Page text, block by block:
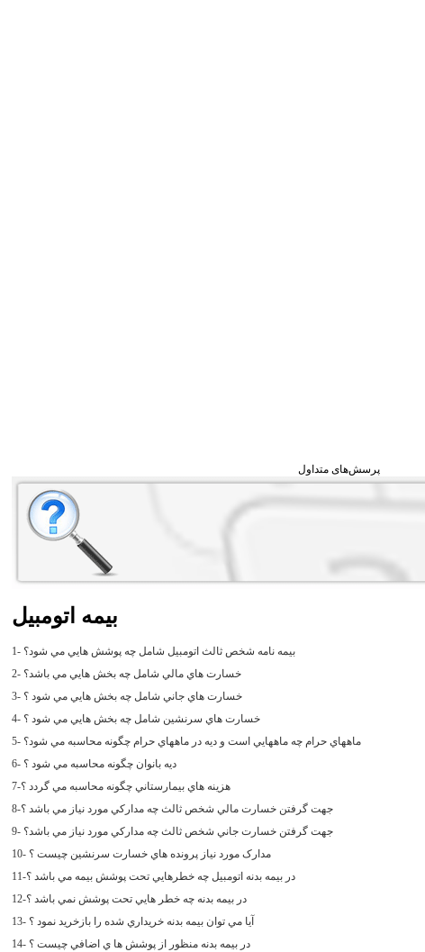
پرسش‌های متداول
بيمه اتومبيل
1- بيمه نامه شخص ثالث اتومبيل شامل چه پوشش هايي مي شود؟
2- خسارت هاي مالي شامل چه بخش هايي مي باشد؟
3- خسارت هاي جاني شامل چه بخش هايي مي شود ؟
4- خسارت هاي سرنشين شامل چه بخش هايي مي شود ؟
5- ماههاي حرام چه ماههايي است و ديه در ماههاي حرام چگونه محاسبه مي شود؟
6- ديه بانوان چگونه محاسبه مي شود ؟
7-هزينه هاي بيمارستاني چگونه محاسبه مي گردد ؟
8-جهت گرفتن خسارت مالي شخص ثالث چه مدارکي مورد نياز مي باشد ؟
9- جهت گرفتن خسارت جاني شخص ثالث چه مدارکي مورد نياز مي باشد؟
10- مدارک مورد نياز پرونده هاي خسارت سرنشين چيست ؟
11-در بيمه بدنه اتومبيل چه خطرهايي تحت پوشش بيمه مي باشد ؟
12-در بيمه بدنه چه خطر هايي تحت پوشش نمي باشد ؟
13- آيا مي توان بيمه بدنه خريداري شده را بازخريد نمود ؟
14- در بيمه بدنه منظور از پوشش ها ي اضافي چيست ؟